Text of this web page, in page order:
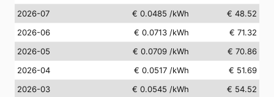
2026-07
€ 0.0485 /kWh
€ 48.52
2026-06
€ 0.0713 /kWh
€ 71.32
2026-05
€ 0.0709 /kWh
€ 70.86
2026-04
€ 0.0517 /kWh
€ 51.69
2026-03
€ 0.0545 /kWh
€ 54.52